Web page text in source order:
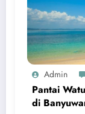
Admin
Pantai
di